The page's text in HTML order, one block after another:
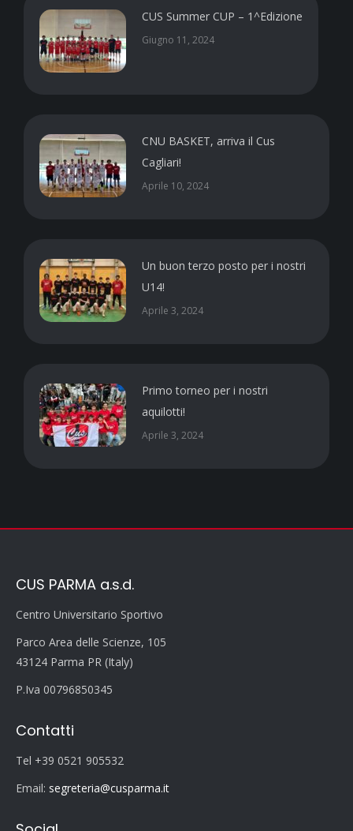
CUS Summer CUP – 1^Edizione
Giugno 11, 2024
CNU BASKET, arriva il Cus
Cagliari!
Aprile 10, 2024
Un buon terzo posto per i nostri
U14!
Aprile 3, 2024
Primo torneo per i nostri
aquilotti!
Aprile 3, 2024
CUS PARMA a.s.d.
Centro Universitario Sportivo
Parco Area delle Scienze, 105
43124 Parma PR (Italy)
P.Iva 00796850345
Contatti
Tel +39 0521 905532
Email: segreteria@cusparma.it